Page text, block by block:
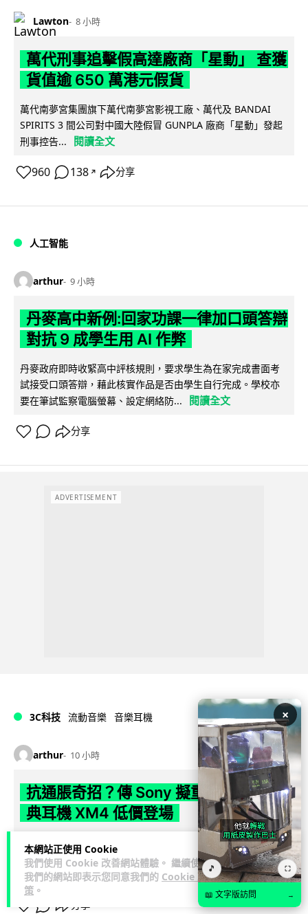
本網站正使用 Cookie
我們使用 Cookie 改善網站體驗。 繼續使用
我們的網站即表示您同意我們的 Cookie 政
策 。
Lawton 8 小時
萬代刑事追擊假高達廠商「星動」 查獲
貨值逾 650 萬港元假貨
萬代南夢宮集團旗下萬代南夢宮影視工廠、萬代及 BANDAI
SPIRITS 3 間公司對中國大陸假冒 GUNPLA 廠商「星動」發起
刑事控告...
閱讀全文
960 138 ↗ 分享
人工智能
arthur 9 小時
丹麥高中新例:回家功課一律加口頭答辯
對抗 9 成學生用 AI 作弊
丹麥政府即時收緊高中評核規則，要求學生為在家完成書面考
試接受口頭答辯，藉此核實作品是否由學生自行完成。學校亦
要在筆試監察電腦螢幕、設定網絡防...
閱讀全文
分享
ADVERTISEMENT
3C科技 流動音樂 音樂耳機
arthur 10 小時
抗通脹奇招？傳 Sony 擬重推六年前經
典耳機 XM4 低價登場
耳機越賣越貴，Sony 應對通脹的奇招居然是重推 6 年前的舊
機？ 消息指平價版 WH-1000XM4C 9 月登場，保留摺疊設計與
40m... 閱讀全文
分享
×
🎵 ⛶
📖 文字版訪問 →